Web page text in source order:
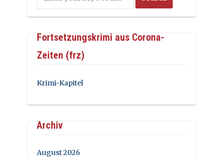
Fortsetzungskrimi aus Corona-
Zeiten (frz)
Krimi-Kapitel
Archiv
August 2026